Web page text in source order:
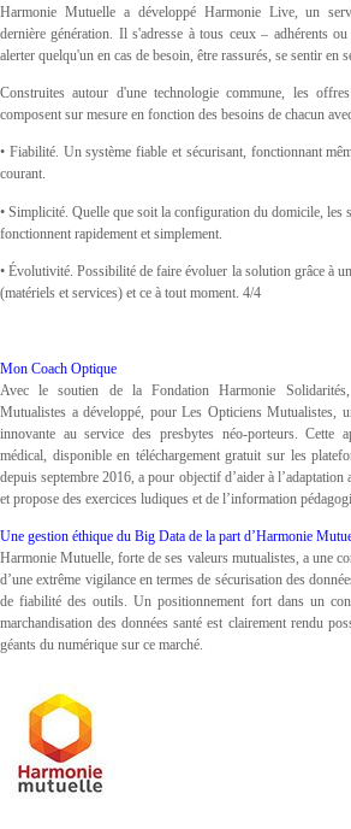
Harmonie Mutuelle a développé Harmonie Live, un
dernière génération. Il s'adresse à tous ceux – adhérents
alerter quelqu'un en cas de besoin, être rassurés, se sentir en
Construites autour d'une technologie commune, les
composent sur mesure en fonction des besoins de chacun
• Fiabilité. Un système fiable et sécurisant, fonctionnant
courant.
• Simplicité. Quelle que soit la configuration du domicile, les
fonctionnent rapidement et simplement.
• Évolutivité. Possibilité de faire évoluer la solution grâce à
(matériels et services) et ce à tout moment. 4/4
Mon Coach Optique
Avec le soutien de la Fondation Harmonie
Mutualistes a développé, pour Les Opticiens Mutualistes,
innovante au service des presbytes néo-porteurs. Cette
médical, disponible en téléchargement gratuit sur les
depuis septembre 2016, a pour objectif d’aider à
et propose des exercices ludiques et de l’information
Une gestion éthique du Big Data de la part d’Harmonie
Harmonie Mutuelle, forte de ses valeurs mutualistes, a une
d’une extrême vigilance en termes de sécurisation des
de fiabilité des outils. Un positionnement fort dans un
marchandisation des données santé est clairement rendu
géants du numérique sur ce marché.